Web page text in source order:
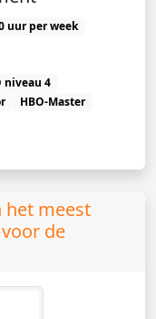
uur per week
niveau 4
HBO-Master
het meest
de